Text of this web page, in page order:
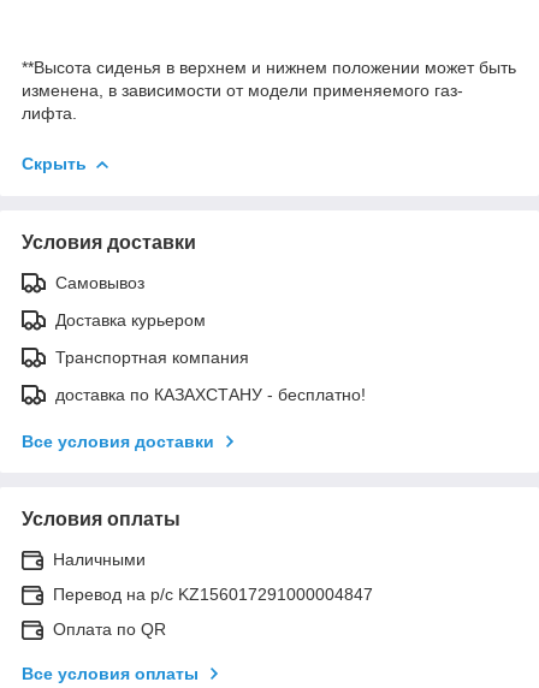
**Высота сиденья в верхнем и нижнем положении может быть
изменена, в зависимости от модели применяемого газ-
лифта.
Скрыть
Условия доставки
Самовывоз
Доставка курьером
Транспортная компания
доставка по КАЗАХСТАНУ - бесплатно!
Все условия доставки
Условия оплаты
Наличными
Перевод на р/с KZ156017291000004847
Оплата по QR
Все условия оплаты